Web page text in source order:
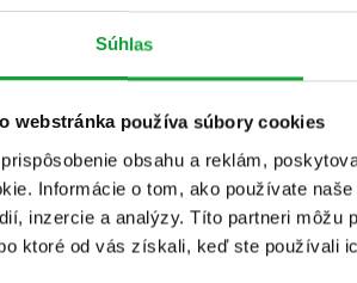
Súhlas
webstránka používa súbory cookies
obsahu a reklám,
Informácie o tom, ako používate
inzercie a analýzy. Títo partneri
ktoré od vás získali, keď ste používali